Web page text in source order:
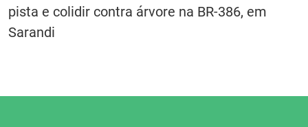
pista e colidir contra árvore na BR-386, em
Sarandi